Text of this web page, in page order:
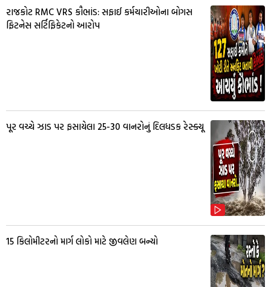
રાજકોટ RMC VRS કૌભાંડ: સફાઈ કર્મચારીઓના બોગસ
ફિટનેસ સર્ટિફિકેટનો આરોપ
પૂર વચ્ચે ઝાડ પર ફસાયેલા 25-30 વાનરોનું દિલધડક રેસ્ક્યૂ
15 કિલોમીટરનો માર્ગ લોકો માટે જીવલેણ બન્યો